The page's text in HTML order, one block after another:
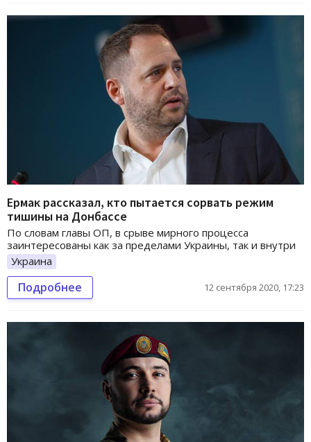
Ермак рассказал, кто пытается сорвать режим
тишины на Донбассе
По словам главы ОП, в срыве мирного процесса
заинтересованы как за пределами Украины, так и внутри
Украина
Подробнее 12 сентября 2020, 17:23